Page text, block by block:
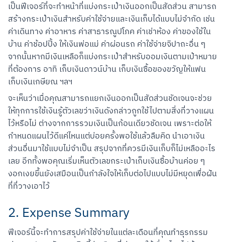
เป็นฟีเจอร์ที่จะทำหน้าที่แบ่งกระเป๋าเงินออกเป็นสัดส่วน สามารถ
สร้างกระเป๋าเงินสำหรับค่าใช้จ่ายและเงินเก็บได้แบบไม่จำกัด เช่น
ค่าเดินทาง ค่าอาหาร ค่าสาธารณูปโภค ค่าเช่าห้อง ค่าของใช้ใน
บ้าน ค่าช้อปปิ้ง ให้เงินพ่อแม่ ค่าผ่อนรถ ค่าใช้จ่ายจิปาถะอื่น ๆ
จากนั้นหากมีเงินเหลือก็แบ่งกระเป๋าสำหรับออมเงินตามเป้าหมาย
ที่ต้องการ อาทิ เก็บเงินดาวน์บ้าน เก็บเงินซื้อของขวัญให้แฟน
เก็บเงินเกษียณ ฯลฯ
จะเห็นว่าเมื่อคุณสามารถแยกเงินออกเป็นสัดส่วนชัดเจนจะช่วย
ให้ทุกการใช้เงินรู้ตัวเลขว่าเงินดังกล่าวถูกใช้ไปตามสิ่งที่วางแผน
ไว้หรือไม่ ต่างจากการรวมเงินเป็นก้อนเดียวชัดเจน เพราะต่อให้
กำหนดแผนไว้ดีแค่ไหนแต่บ่อยครั้งพอใช้แล้วลืมคิด นำเอาเงิน
ส่วนอื่นมาใช้แบบไม่จำเป็น สรุปจากที่ควรมีเงินเก็บก็ไม่เหลืออะไร
เลย อีกทั้งพอคุณเริ่มเห็นตัวเลขกระเป๋าเก็บเงินซื้อบ้านค่อย ๆ
งอกเงยขึ้นยังเสมือนเป็นกำลังใจให้เก็บต่อไปแบบไม่มีหยุดเพื่อฝัน
ที่ที่วางเอาไว้
2. Expense Summary
ฟีเจอร์นี้จะทำการสรุปค่าใช้จ่ายในแต่ละเดือนที่คุณทำธุรกรรม